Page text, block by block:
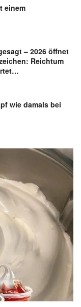
einem
– 2026 öffnet
Reichtum
wie damals bei